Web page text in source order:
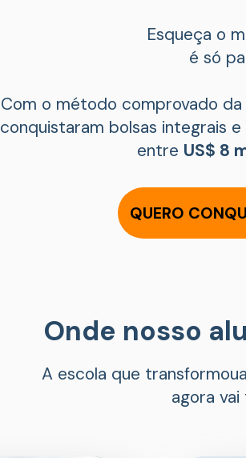
Esqueça o
é só
Com o método comprovado da
conquistaram bolsas integrais
entre US$ 8
QUERO
Onde nosso
A escola que
agora